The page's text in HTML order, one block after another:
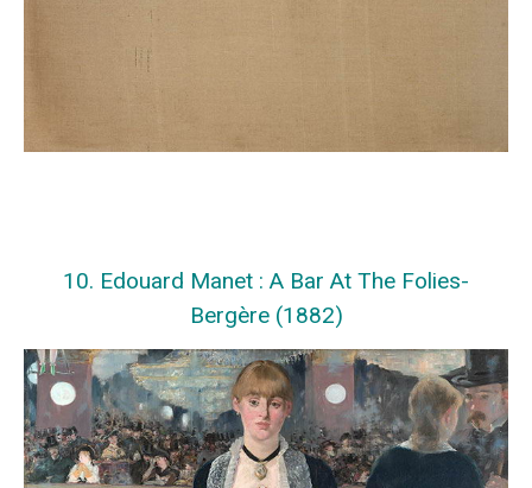
10. Edouard Manet : A Bar At The Folies-
Bergère (1882)